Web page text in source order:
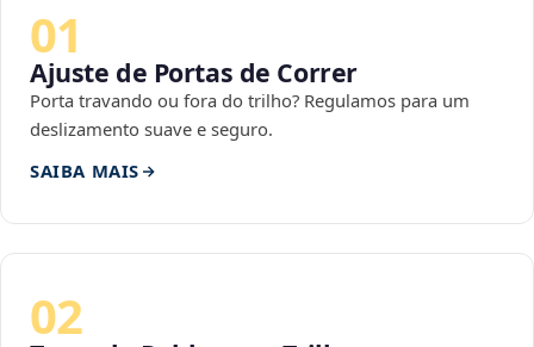
01
Ajuste de Portas de Correr
Porta travando ou fora do trilho? Regulamos para um
deslizamento suave e seguro.
SAIBA MAIS
02